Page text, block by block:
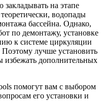
на этапе
водопады
бассейна. Однако,
по демонтажу, установке
к системе циркуляции
лучше установить
избежать дополнительных
помогут вам с выбором
его установки и